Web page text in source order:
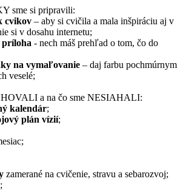
sme si pripravili:
cvikov – aby si cvičila a mala inšpiráciu aj v
si v dosahu internetu;
príloha - nech máš prehľad o tom, čo do
na vymaľovanie – daj farbu pochmúrnym
veselé;
a na čo sme NESIAHALI:
kalendár;
plán vízií;
zamerané na cvičenie, stravu a sebarozvoj;
;